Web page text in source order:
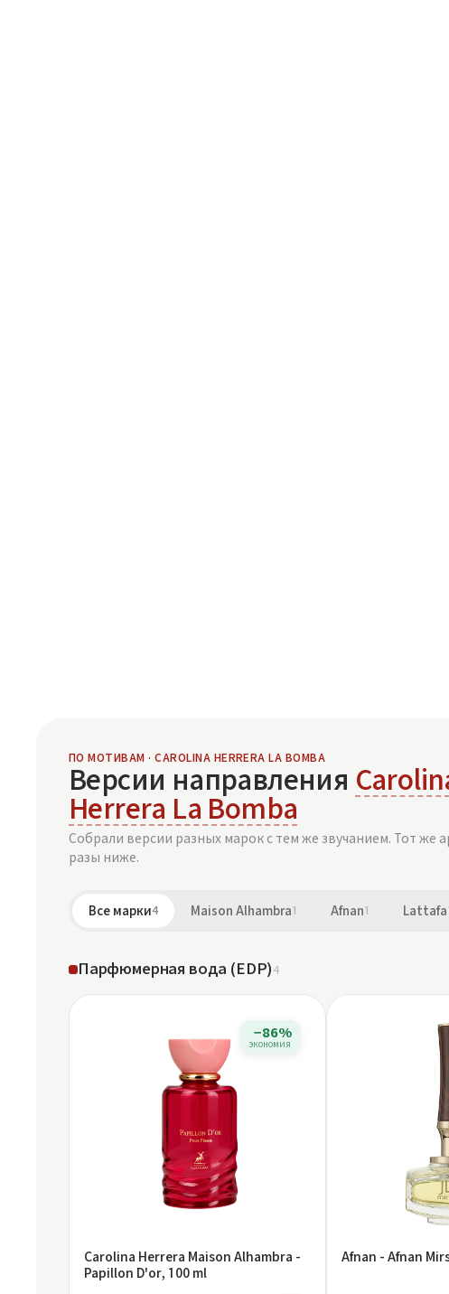
ПО МОТИВАМ · CAROLINA HERRERA LA BOMBA
Версии направления
Herrera La Bomba
Собрали версии разных марок с тем же звучанием. Тот же
разы ниже.
Все марки4 Maison Alhambra1 Afnan1 Lattafa
Парфюмерная вода (EDP)4
−86%
экономия
Carolina Herrera Maison Alhambra -
Papillon D'or, 100 ml
Afnan - Afnan